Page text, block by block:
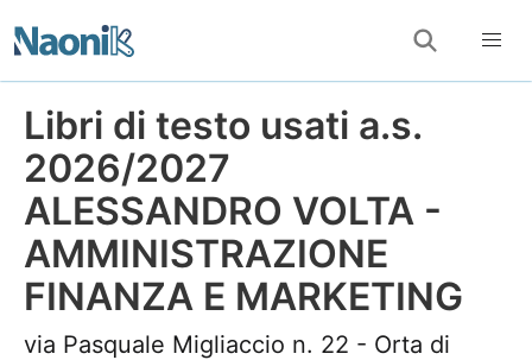
Libri di testo usati a.s.
2026/2027
ALESSANDRO VOLTA -
AMMINISTRAZIONE
FINANZA E MARKETING
via Pasquale Migliaccio n. 22 - Orta di